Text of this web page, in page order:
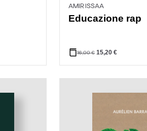
AMIR ISSAA
Educazione rap
16,00€ 15,20 €